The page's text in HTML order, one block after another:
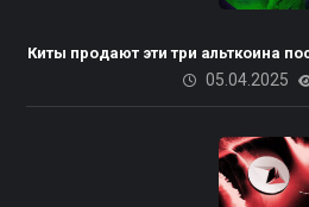
Киты продают эти три альткоина
05.04.2025